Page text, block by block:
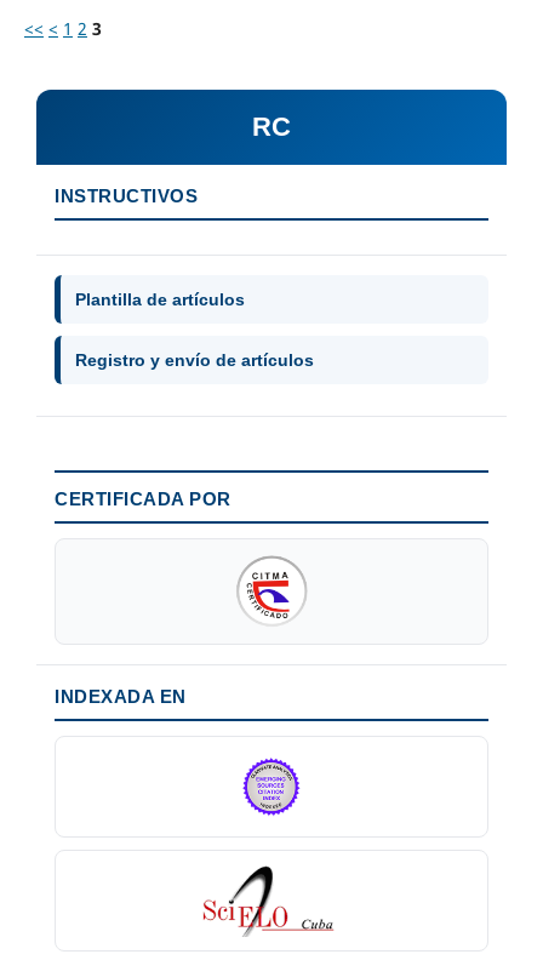
<< < 1 2 3
RC
INSTRUCTIVOS
Plantilla de artículos
Registro y envío de artículos
CERTIFICADA POR
INDEXADA EN